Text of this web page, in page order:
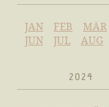
JAN FEB MÄR
JUN
JUL AUG
2024